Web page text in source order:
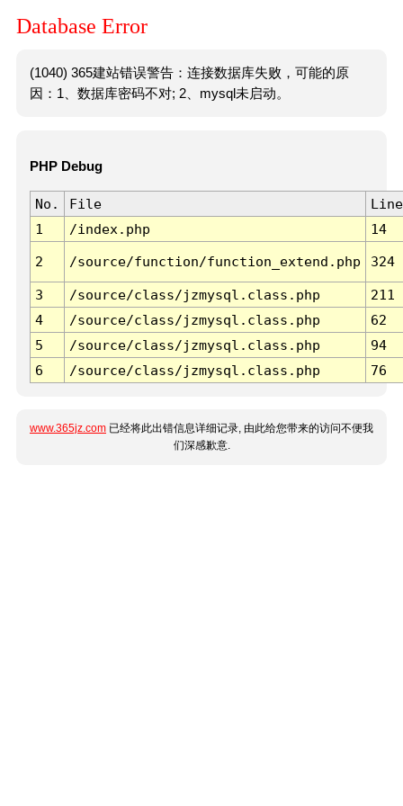
Database Error
(1040) 365建站错误警告：连接数据库失败，可能的原
因：1、数据库密码不对; 2、mysql未启动。
PHP Debug
No. File
Line
1
/index.php 14
2 /source/function/function_extend.php 324
3 /source/class/jzmysql.class.php
211
4
/source/class/jzmysql.class.php
62
5
/source/class/jzmysql.class.php
94
6
/source/class/jzmysql.class.php 76
www.365jz.com 已经将此出错信息详细记录, 由此给您带来的访问不便我
们深感歉意.